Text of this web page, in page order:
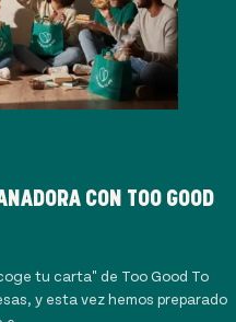
CON TOO GOOD
tu carta" de Too Good To
y esta vez hemos preparado